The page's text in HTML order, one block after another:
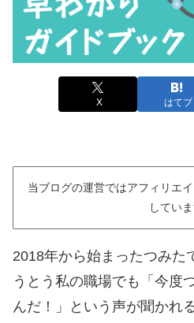
X はてブ
当ブログの運営ではアフィリエ
してい
2018年から始まったつみた
うとう私の職場でも「今度
んだ！」という声が聞かれ